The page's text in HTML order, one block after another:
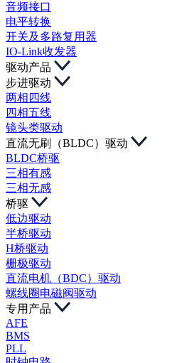
音频接口
电平转换
开关及多路复用器
IO-Link收发器
驱动产品
步进驱动
两相四线
四相五线
镜头类驱动
直流无刷（BLDC）驱动
BLDC桥驱
三相有感
三相无感
桥驱
低边驱动
半桥驱动
H桥驱动
栅极驱动
直流电机（BDC）驱动
螺线圈电磁阀驱动
专用产品
AFE
BMS
PLL